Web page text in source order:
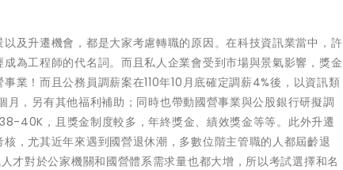
及升遷機會，都是大家考慮轉職的原因。在科技資訊業當中，許
為工程師的代名詞。而且私人企業會受到市場與景氣影響，獎金
業！而且公務員調薪案在110年10月底確定調薪4%後，以資訊類
，另有其他福利補助；同時也帶動國營事業與公股銀行研擬調
40K，且獎金制度較多，年終獎金、績效獎金等等。此外升遷
，尤其近年來遇到國營退休潮，多數位階主管職的人都屆齡退
才對於公家機關和國營體系需求量也都大增，所以考試選擇和名